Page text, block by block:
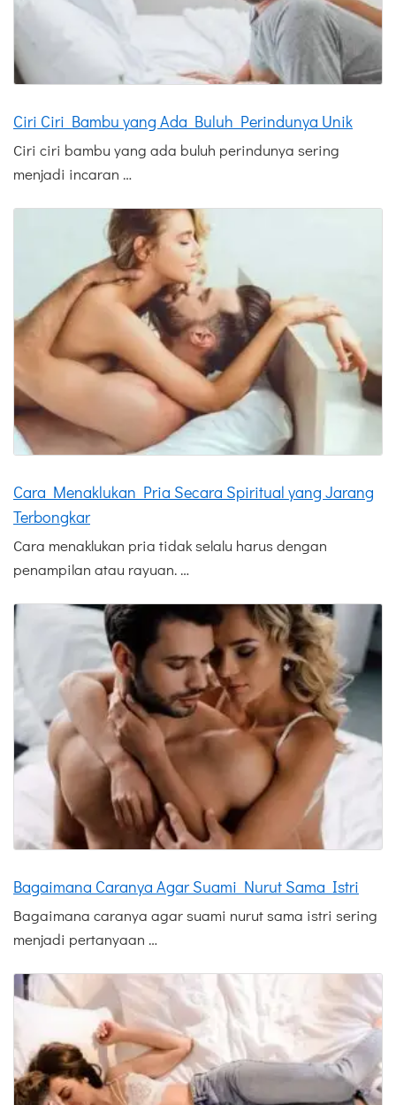
Ciri Ciri Bambu yang Ada Buluh Perindunya Unik
Ciri ciri bambu yang ada buluh perindunya sering
menjadi incaran …
Cara Menaklukan Pria Secara Spiritual yang Jarang
Terbongkar
Cara menaklukan pria tidak selalu harus dengan
penampilan atau rayuan. …
Bagaimana Caranya Agar Suami Nurut Sama Istri
Bagaimana caranya agar suami nurut sama istri sering
menjadi pertanyaan …